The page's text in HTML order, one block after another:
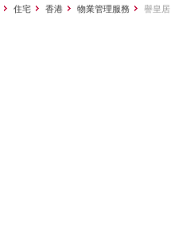
住宅 香港 物業管理服務 譽皇居